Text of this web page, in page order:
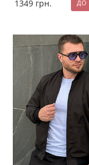
1349 грн.